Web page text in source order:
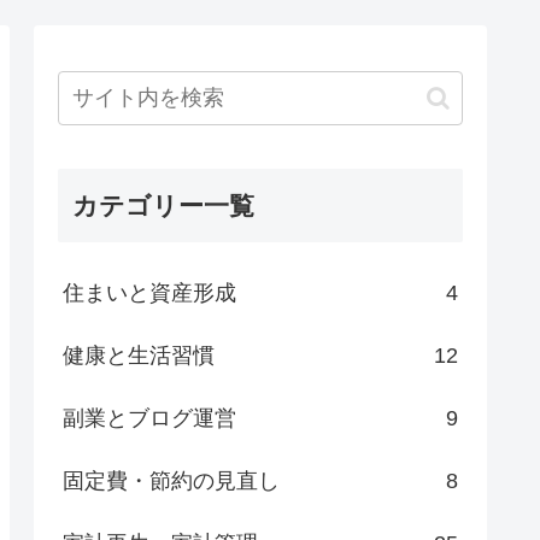
カテゴリー一覧
住まいと資産形成 4
健康と生活習慣 12
副業とブログ運営 9
固定費・節約の見直し 8